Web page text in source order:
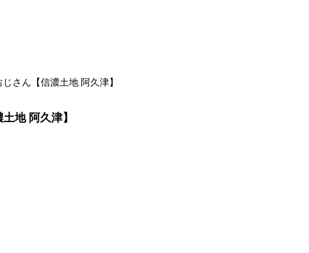
さん【信濃土地 阿久津】
地 阿久津】